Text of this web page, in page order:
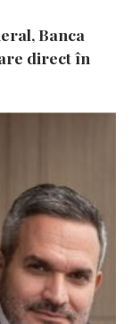
Banca
direct în